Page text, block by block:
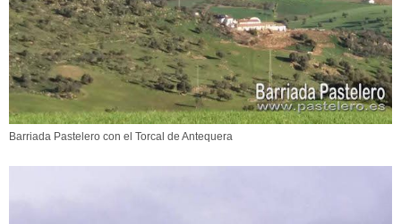
Barriada Pastelero con el Torcal de Antequera